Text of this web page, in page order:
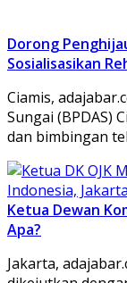
Dorong
Sosialisasikan
Ciamis,
Sungai (BPDAS)
dan bimbingan
Ketua Dewan
Apa?
Jakarta,